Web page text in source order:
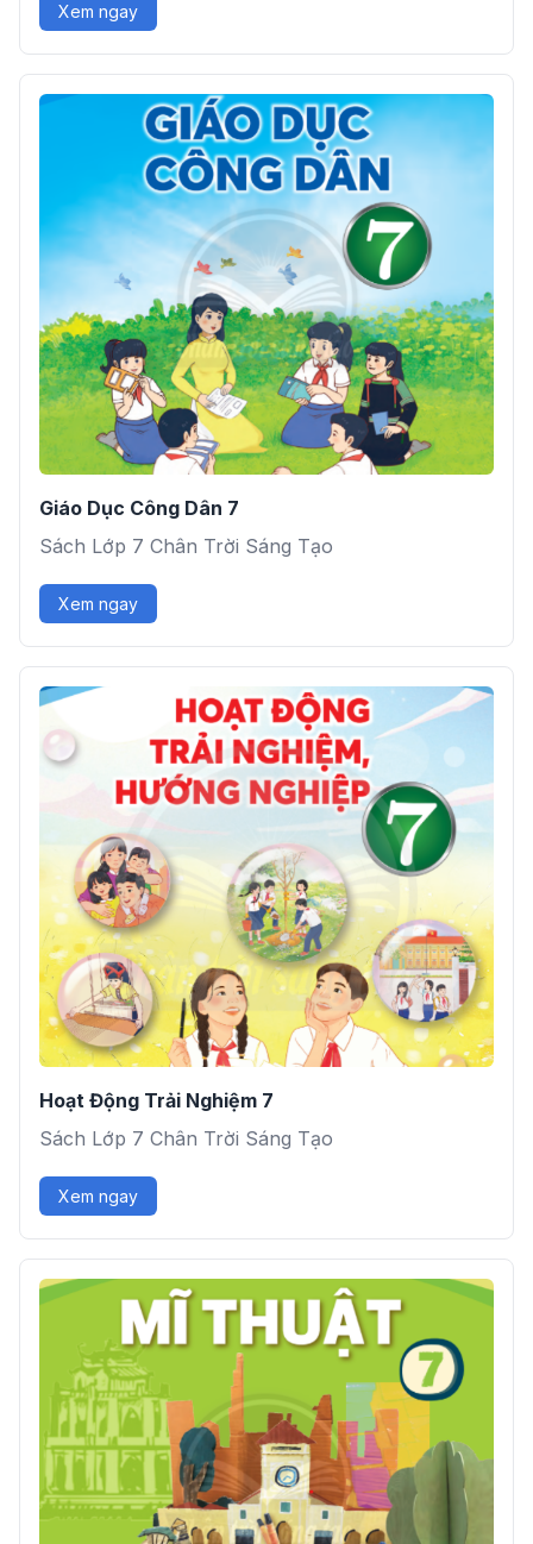
Xem ngay
Giáo Dục Công Dân 7
Sách Lớp 7 Chân Trời Sáng Tạo
Xem ngay
Hoạt Động Trải Nghiệm 7
Sách Lớp 7 Chân Trời Sáng Tạo
Xem ngay